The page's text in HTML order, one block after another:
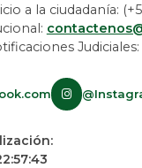
a la ciudadanía:
Judiciales: